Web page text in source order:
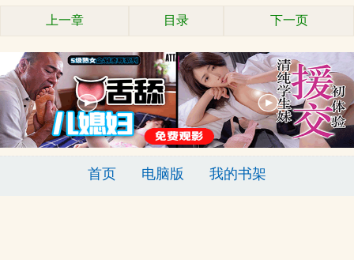
上一章 目录 下一页
首页 电脑版 我的书架